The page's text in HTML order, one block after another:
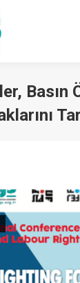
Basın